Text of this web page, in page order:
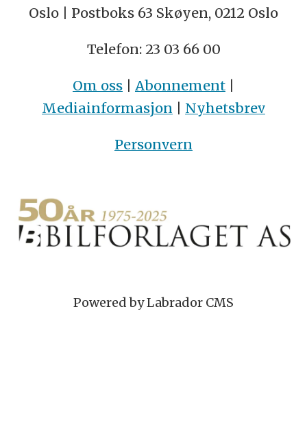
Oslo | Postboks 63 Skøyen, 0212 Oslo
Telefon: 23 03 66 00
Om oss | Abonnement |
Mediainformasjon | Nyhetsbrev
Personvern
Powered by Labrador CMS